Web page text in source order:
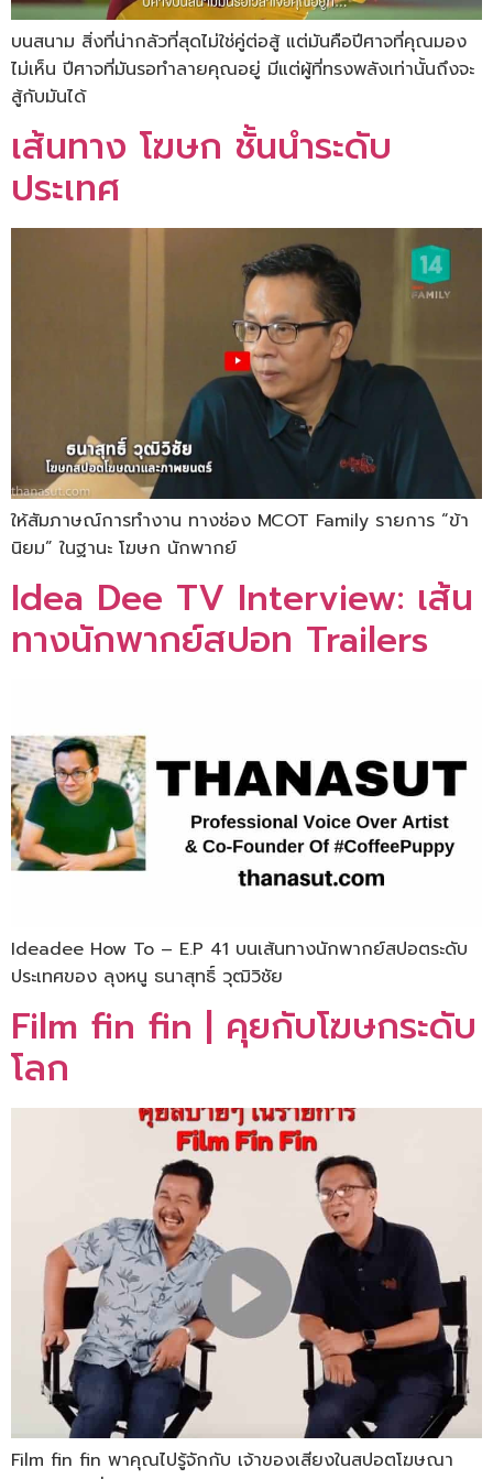
บนสนาม สิ่งที่น่ากลัวที่สุดไม่ใช่คู่ต่อสู้ แต่มันคือปีศาจที่คุณมอง
ไม่เห็น ปีศาจที่มันรอทำลายคุณอยู่ มีแต่ผู้ที่ทรงพลังเท่านั้นถึงจะ
สู้กับมันได้
เส้นทาง โฆษก ชั้นนำระดับ
ประเทศ
ให้สัมภาษณ์การทำงาน ทางช่อง MCOT Family รายการ “ข้า
นิยม” ในฐานะ โฆษก นักพากย์
Idea Dee TV Interview: เส้น
ทางนักพากย์สปอท Trailers
Ideadee How To – E.P 41 บนเส้นทางนักพากย์สปอตระดับ
ประเทศของ ลุงหนู ธนาสุทธิ์ วุฒิวิชัย
Film fin fin | คุยกับโฆษกระดับ
โลก
Film fin fin พาคุณไปรู้จักกับ เจ้าของเสียงในสปอตโฆษณา